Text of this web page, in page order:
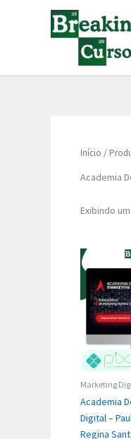
Início /
Academia
Exibindo
Marketing
Academia
Digital –
Regina